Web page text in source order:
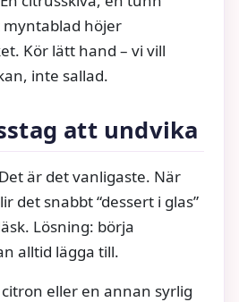
höjer
Kör lätt hand – vi vill
inte sallad.
att undvika
är det vanligaste. När
det snabbt “dessert i glas”
Lösning: börja
alltid lägga till.
eller en annan syrlig